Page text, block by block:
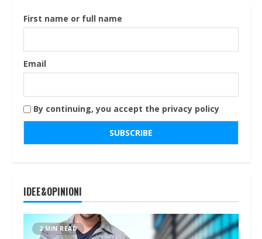
First name or full name
Email
By continuing, you accept the privacy policy
IDEE&OPINIONI
2 MIN READ